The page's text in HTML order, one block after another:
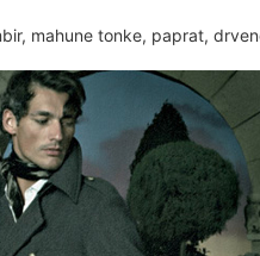
mahune tonke, paprat,